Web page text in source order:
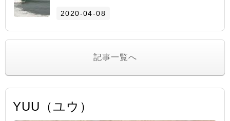
2020-04-08
記事一覧へ
YUU（ユウ）